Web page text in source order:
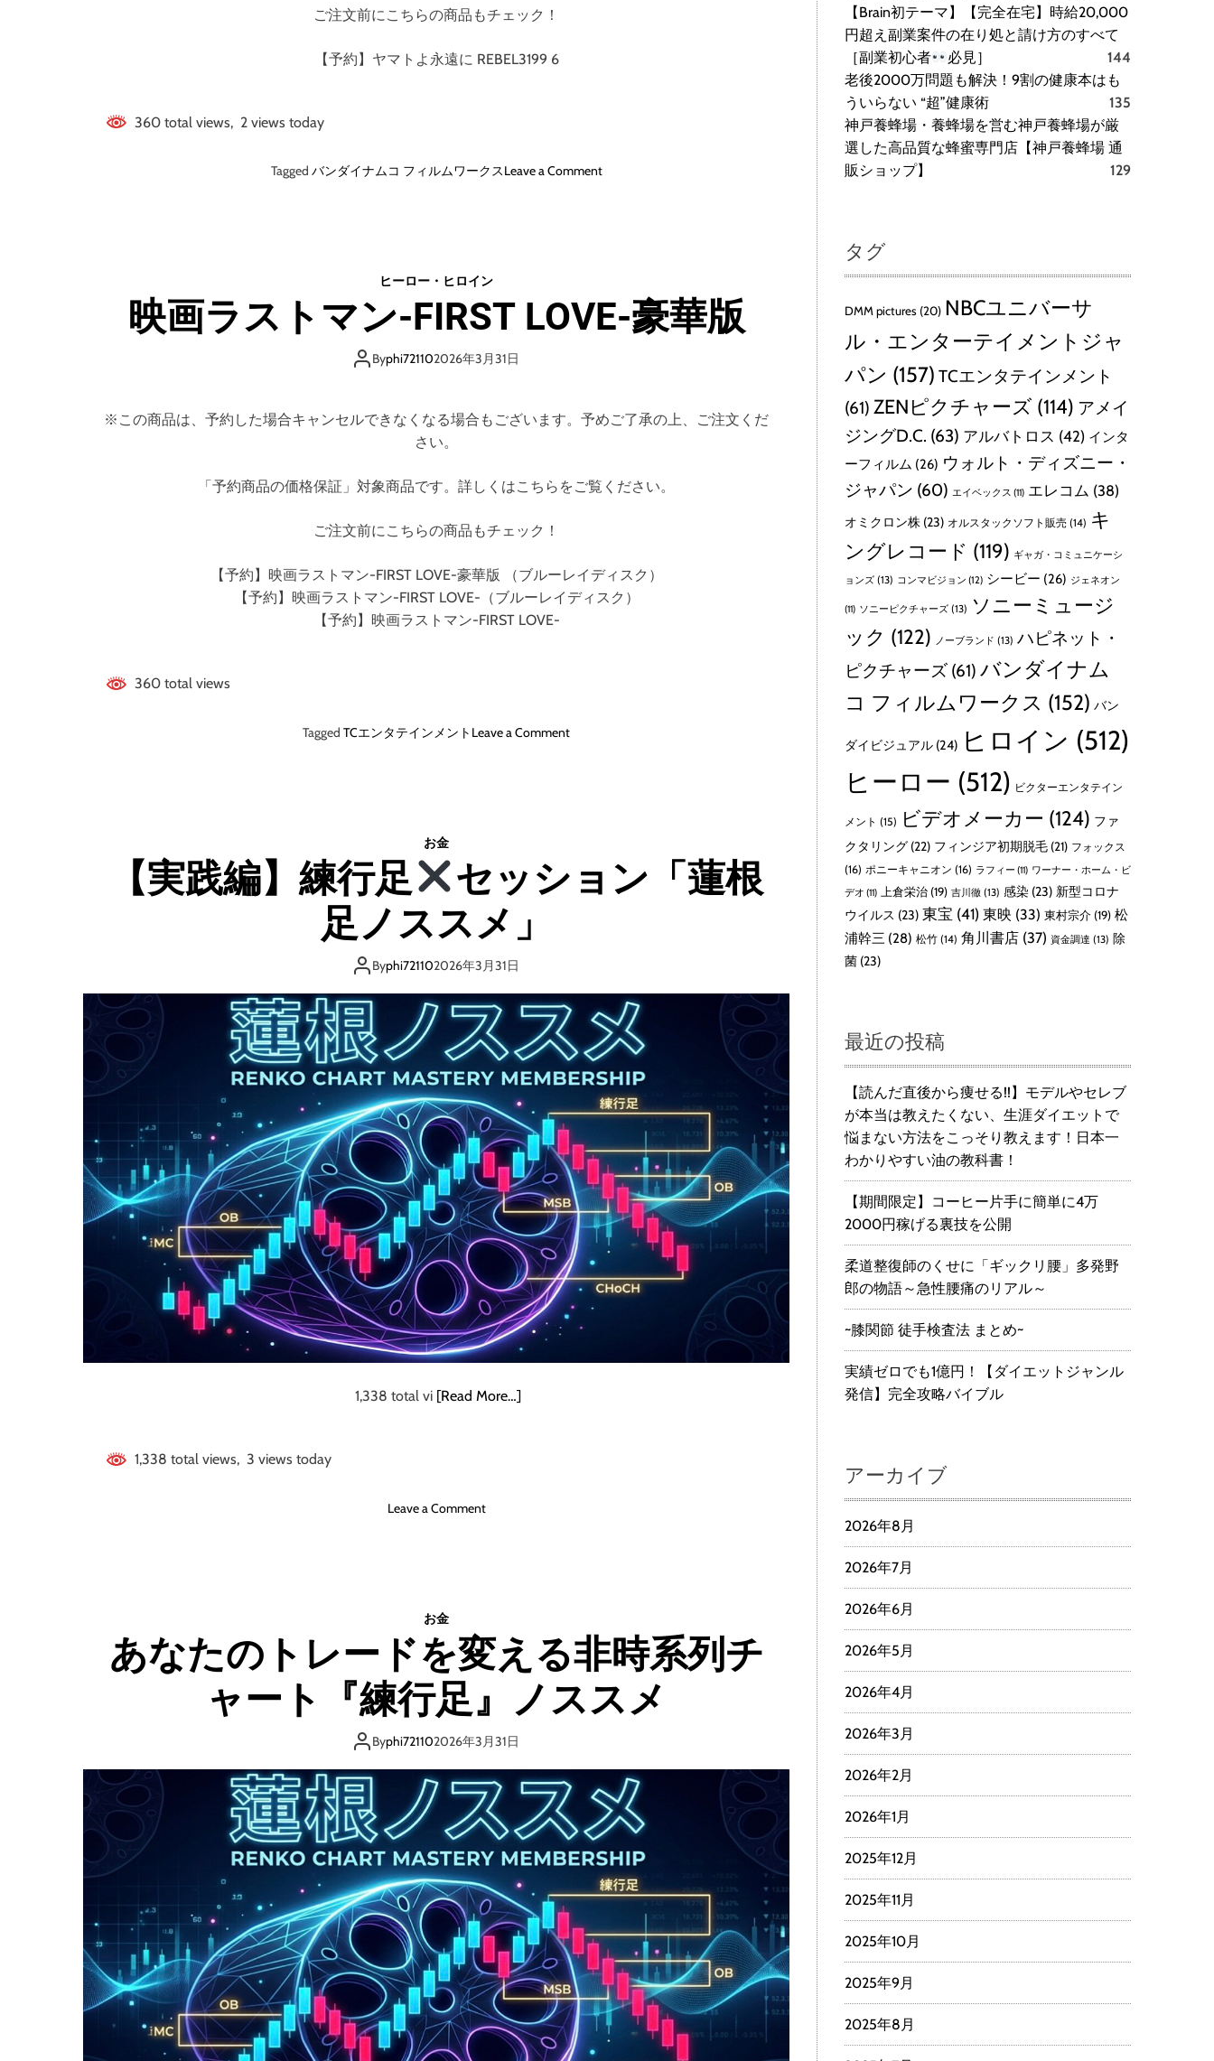
ご注文前にこちらの商品もチェック！
【予約】ヤマトよ永遠に REBEL3199 6
360 total views, 2 views today
Tagged バンダイナムコ フィルムワークスLeave a Commento
遠
に
L
9
ブ
ル
ー
ヒーロー・ヒロイン
映画ラストマン-FIRST LOVE-豪華版
Byphi721102026年3月31日
※この商品は、予約した場合キャンセルできなくなる場合もございます。予めご了承の上、ご注文くだ
さい。
「予約商品の価格保証」対象商品です。詳しくはこちらをご覧ください。
ご注文前にこちらの商品もチェック！
【予約】映画ラストマン-FIRST LOVE-豪華版 （ブルーレイディスク）
【予約】映画ラストマン-FIRST LOVE-（ブルーレイディスク）
【予約】映画ラストマン-FIRST LOVE-
360 total views
Tagged TCエンタテインメント Leave a Commento
マ
ン
S
T
O
V
E
-
豪
華
版
お金
【実践編】練行足
セッション「蓮根
足ノススメ」
Byphi721102026年3月31日
1,338 total vi [Read More…]
1,338 total views, 3 views today
Leave a Commento
練
行
ッ
シ
ョ
ン
「
蓮
根
足
ノ
ス
ス
メ
」
お金
あなたのトレードを変える非時系列チ
ャート『練行足』ノススメ
Byphi721102026年3月31日
【Brain初テーマ】【完全在宅】時給20,000
円超え副業案件の在り処と請け方のすべて
［副業初心者
必見］
144
老後2000万問題も解決！9割の健康本はも
ういらない “超”健康術
135
神戸養蜂場・養蜂場を営む神戸養蜂場が厳
選した高品質な蜂蜜専門店【神戸養蜂場 通
販ショップ】
129
タグ
DMM pictures (20) NBCユニバーサ
ル・エンターテイメントジャ
パン (157) TCエンタテインメント
(61) ZENピクチャーズ (114) アメイ
ジングD.C. (63) アルバトロス (42) インタ
ーフィルム (26) ウォルト・ディズニー・
ジャパン (60) エイベックス (11) エレコム (38)
オミクロン株 (23) オルスタックソフト販売 (14) キ
ングレコード (119) ギャガ・コミュニケーシ
ョンズ (13) コンマビジョン (12) シービー (26) ジェネオン
(11) ソニーピクチャーズ (13) ソニーミュージ
ック (122) ノーブランド (13) ハピネット・
ピクチャーズ (61) バンダイナム
コ フィルムワークス (152) バン
ダイビジュアル (24) ヒロイン (512)
ヒーロー (512) ビクターエンタテイン
メント (15) ビデオメーカー (124) ファ
クタリング (22) フィンジア初期脱毛 (21) フォックス
(16) ポニーキャニオン (16) ラフィー (11) ワーナー・ホーム・ビ
デオ (11) 上倉栄治 (19) 吉川徹 (13) 感染 (23) 新型コロナ
ウイルス (23) 東宝 (41) 東映 (33) 東村宗介 (19) 松
浦幹三 (28) 松竹 (14) 角川書店 (37) 資金調達 (13) 除
菌 (23)
最近の投稿
【読んだ直後から痩せる!!】モデルやセレブ
が本当は教えたくない、生涯ダイエットで
悩まない方法をこっそり教えます！日本一
わかりやすい油の教科書！
【期間限定】コーヒー片手に簡単に4万
2000円稼げる裏技を公開
柔道整復師のくせに「ギックリ腰」多発野
郎の物語～急性腰痛のリアル～
~膝関節 徒手検査法 まとめ~
実績ゼロでも1億円！【ダイエットジャンル
発信】完全攻略バイブル
アーカイブ
2026年8月
2026年7月
2026年6月
2026年5月
2026年4月
2026年3月
2026年2月
2026年1月
2025年12月
2025年11月
2025年10月
2025年9月
2025年8月